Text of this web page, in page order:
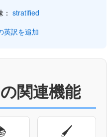
stratified
英訳を追加
関連機能
🖌